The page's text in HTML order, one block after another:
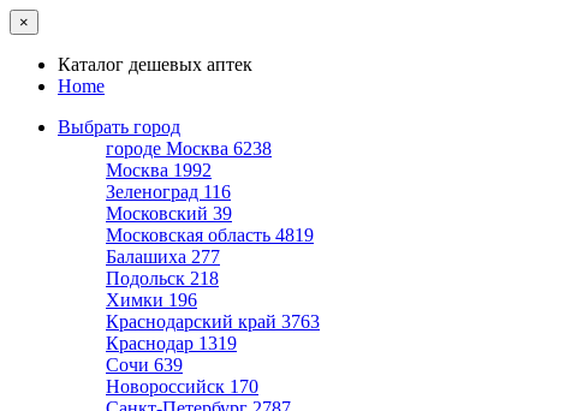
×
Каталог дешевых аптек
Home
Выбрать город
городе Москва 6238
Москва 1992
Зеленоград 116
Московский 39
Московская область 4819
Балашиха 277
Подольск 218
Химки 196
Краснодарский край 3763
Краснодар 1319
Сочи 639
Новороссийск 170